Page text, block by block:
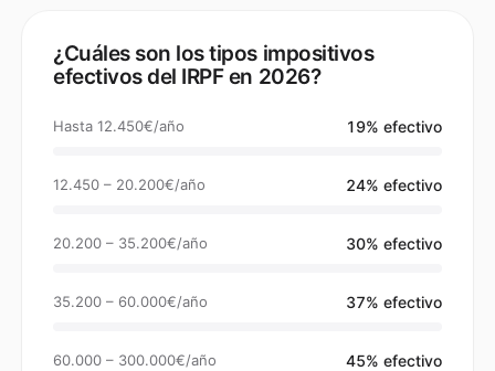
¿Cuáles son los tipos impositivos
efectivos del IRPF en 2026?
Hasta 12.450€/año 19% efectivo
12.450 – 20.200€/año 24% efectivo
20.200 – 35.200€/año 30% efectivo
35.200 – 60.000€/año 37% efectivo
60.000 – 300.000€/año 45% efectivo